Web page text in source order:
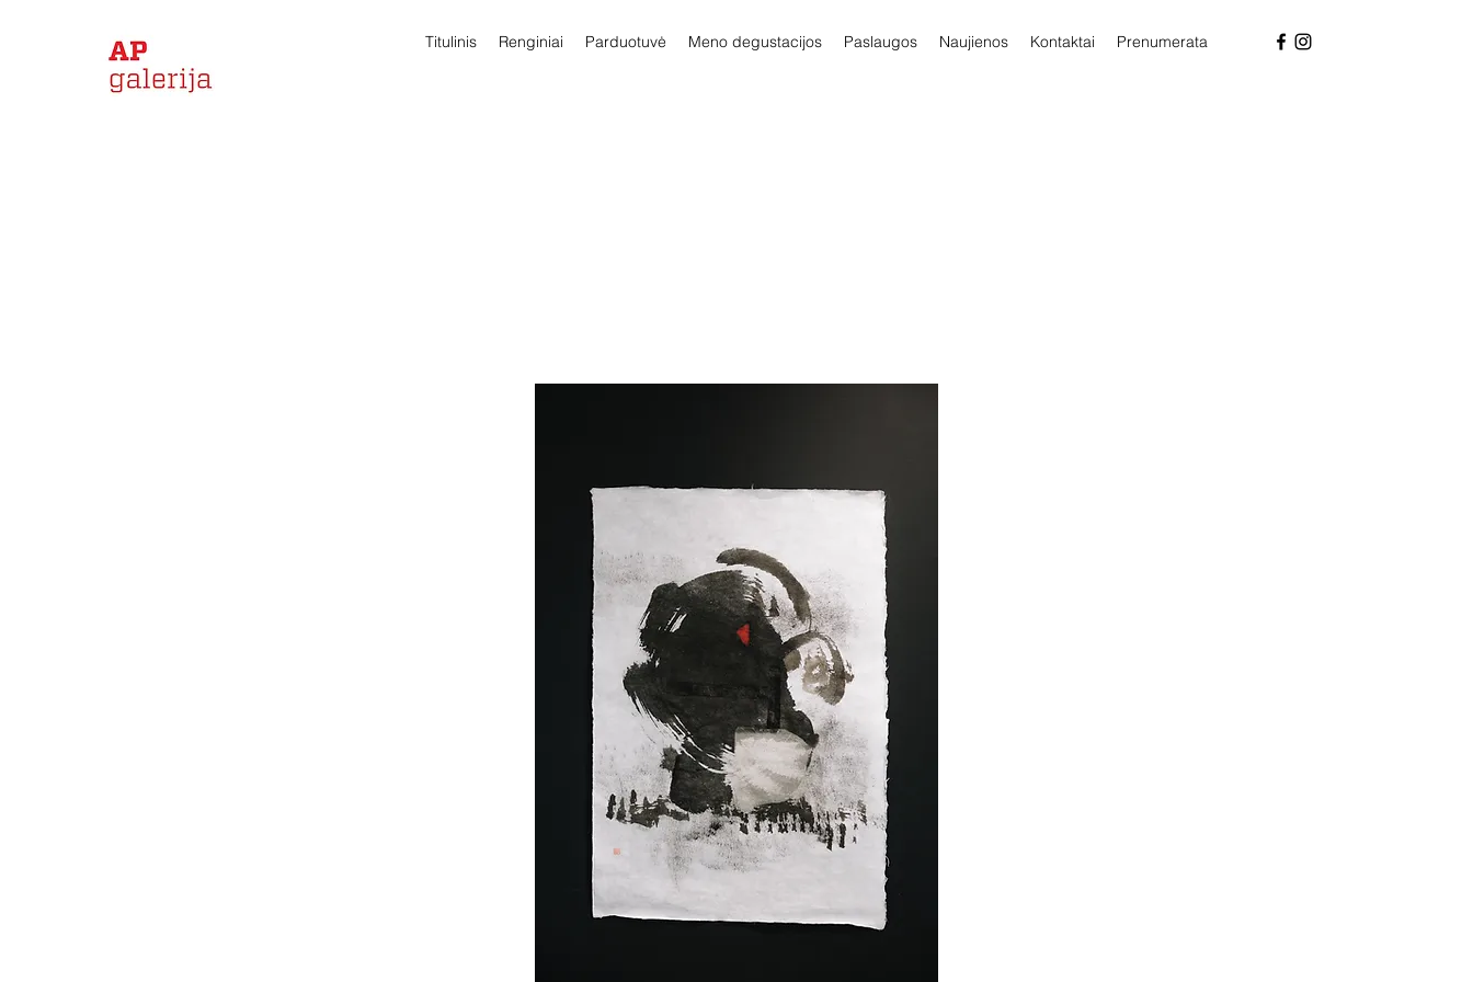
Titulinis Renginiai Parduotuvė Meno degustacijos Paslaugos Naujienos Kontaktai Prenumerata